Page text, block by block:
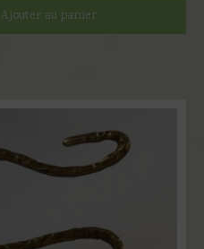
Ajouter au panier